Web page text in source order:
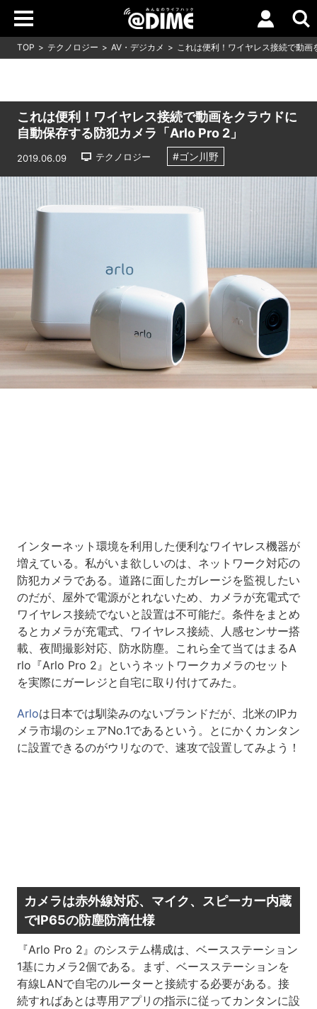
TOP テクノロジー AV・デジカメ これは便利！ワイヤレス接続で動
これは便利！ワイヤレス接続で動画をクラウドに
自動保存する防犯カメラ「Arlo Pro 2」
2019.06.09 テクノロジー #ゴン川野
インターネット環境を利用した便利なワイヤレス機器が
増えている。私がいま欲しいのは、ネットワーク対応の
防犯カメラである。道路に面したガレージを監視したい
のだが、屋外で電源がとれないため、カメラが充電式で
ワイヤレス接続でないと設置は不可能だ。条件をまとめ
るとカメラが充電式、ワイヤレス接続、人感センサー搭
載、夜間撮影対応、防水防塵。これら全て当てはまるA
rlo『Arlo Pro 2』というネットワークカメラのセット
を実際にガーレジと自宅に取り付けてみた。
Arloは日本では馴染みのないブランドだが、北米のIPカ
メラ市場のシェアNo.1であるという。とにかくカンタン
に設置できるのがウリなので、速攻で設置してみよう！
カメラは赤外線対応、マイク、スピーカー内蔵
でIP65の防塵防滴仕様
『Arlo Pro 2』のシステム構成は、ベースステーション
1基にカメラ2個である。まず、ベースステーションを
有線LANで自宅のルーターと接続する必要がある。接
続すればあとは専用アプリの指示に従ってカンタンに設